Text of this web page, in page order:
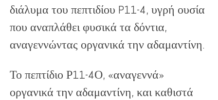
διάλυμα του πεπτιδίου P11-4, υγρή ουσία
που αναπλάθει φυσικά τα δόντια,
αναγεννώντας οργανικά την αδαμαντίνη.
Το πεπτίδιο Ρ11-4Ο, «αναγεννά»
οργανικά την αδαμαντίνη, και καθιστά